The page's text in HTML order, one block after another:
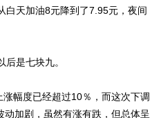
白天加油8元降到了7.95元，夜间
是七块九。
幅度已经超过10％，而这次下调
加剧，虽然有涨有跌，但总体呈